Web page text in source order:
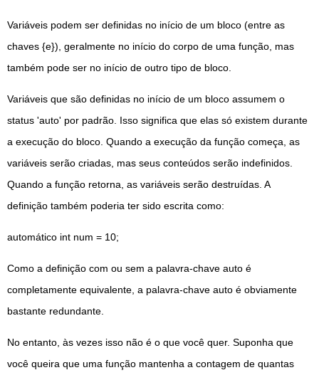
Variáveis ​​podem ser definidas no início de um bloco (entre as
chaves {e}), geralmente no início do corpo de uma função, mas
também pode ser no início de outro tipo de bloco.
Variáveis ​​que são definidas no início de um bloco assumem o
status 'auto' por padrão. Isso significa que elas só existem durante
a execução do bloco. Quando a execução da função começa, as
variáveis ​​serão criadas, mas seus conteúdos serão indefinidos.
Quando a função retorna, as variáveis ​​serão destruídas. A
definição também poderia ter sido escrita como:
automático int num = 10;
Como a definição com ou sem a palavra-chave auto é
completamente equivalente, a palavra-chave auto é obviamente
bastante redundante.
No entanto, às vezes isso não é o que você quer. Suponha que
você queira que uma função mantenha a contagem de quantas